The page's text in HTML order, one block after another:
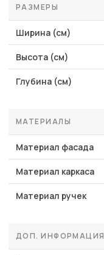
РАЗМЕРЫ
Ширина (см)
Высота (см)
Глубина (см)
МАТЕРИАЛЫ
Материал фасада
Материал каркаса
Материал ручек
ДОП. ИНФОРМАЦИЯ